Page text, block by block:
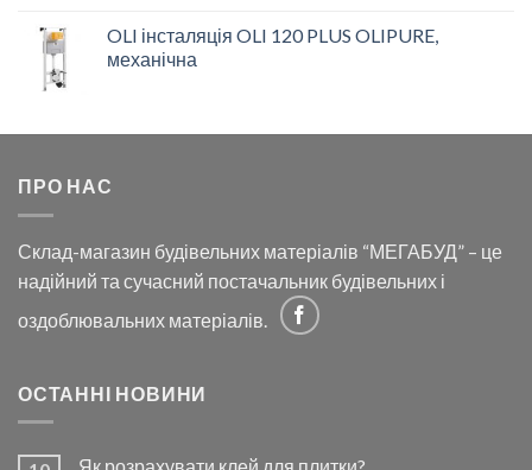
OLI інсталяція OLI 120 PLUS OLIPURE,
механічна
ПРО НАС
Склад-магазин будівельних матеріалів “МЕГАБУД” – це
надійний та сучасний постачальник будівельних і
оздоблювальних матеріалів.
ОСТАННІ НОВИНИ